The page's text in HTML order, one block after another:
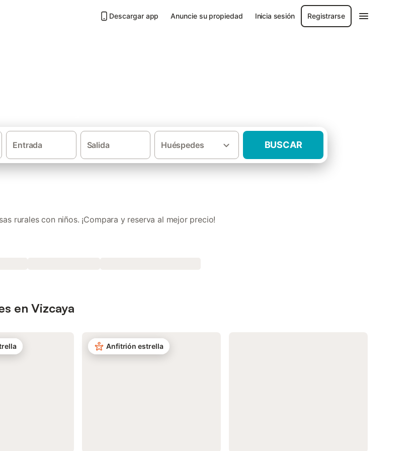
Descargar app Anuncie su propiedad Inicia sesión Registrarse
Entrada Salida Huéspedes BUSCAR
rurales con niños. ¡Compara y reserva al mejor precio!
en Vizcaya
Anfitrión estrella